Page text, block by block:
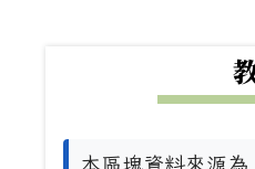
本區塊資料來源